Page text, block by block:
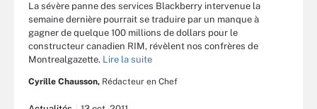
La sévère panne des services Blackberry intervenue la
semaine dernière pourrait se traduire par un manque à
gagner de quelque 100 millions de dollars pour le
constructeur canadien RIM, révèlent nos confrères de
Montrealgazette. Lire la suite
Cyrille Chausson, Rédacteur en Chef